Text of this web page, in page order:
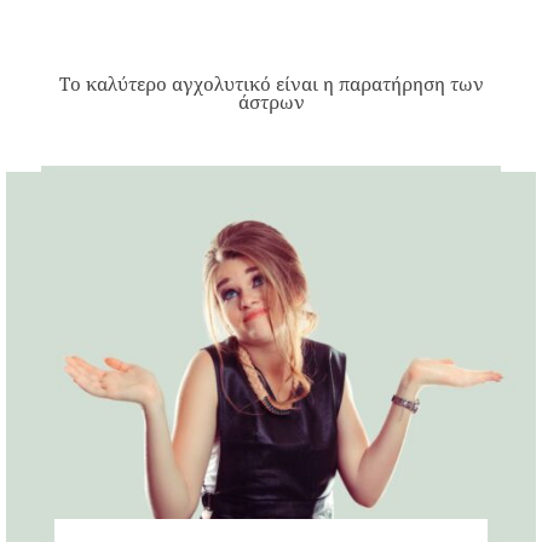
Το καλύτερο αγχολυτικό είναι η παρατήρηση των
άστρων